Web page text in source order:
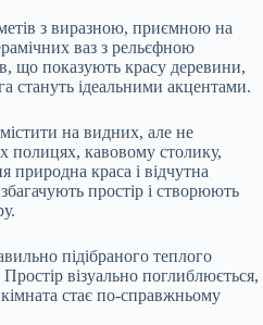
з виразною, приємною на
ваз з рельєфною
що показують красу деревини,
стануть ідеальними акцентами.
на видних, але не
полицях, кавовому столику,
природна краса і відчутна
простір і створюють
підібраного теплого
візуально поглиблюється,
стає по-справжньому